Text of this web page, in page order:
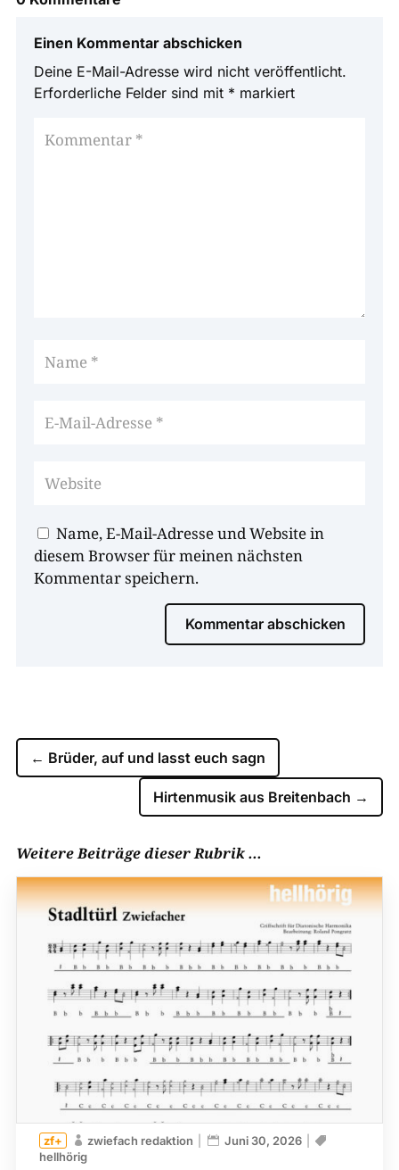
Einen Kommentar abschicken
Deine E-Mail-Adresse wird nicht veröffentlicht.
Erforderliche Felder sind mit * markiert
Name, E-Mail-Adresse und Website in
diesem Browser für meinen nächsten
Kommentar speichern.
Kommentar abschicken
← Brüder, auf und lasst euch sagn
Hirtenmusik aus Breitenbach →
Weitere Beiträge dieser Rubrik ...
zwiefach redaktion
Juni 30, 2026
hellhörig